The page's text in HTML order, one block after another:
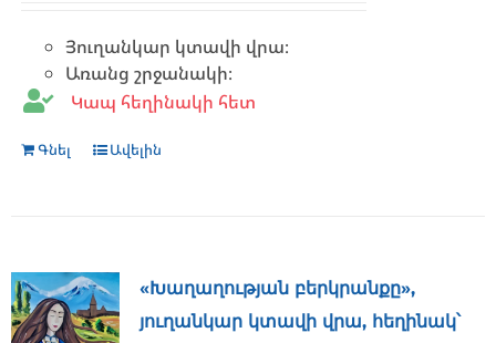
Յուղանկար կտավի վրա։
Առանց շրջանակի։
Կապ հեղինակի հետ
Գնել Ավելին
«Խաղաղության բերկրանքը»,
յուղանկար կտավի վրա, հեղինակ՝